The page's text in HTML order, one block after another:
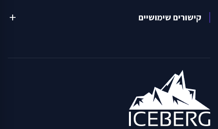
קישורים שימושיים add